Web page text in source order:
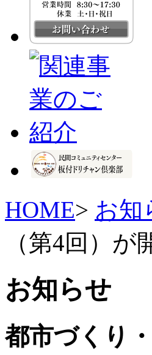
HOME> お知
（第4回）
お知らせ
都市づくり